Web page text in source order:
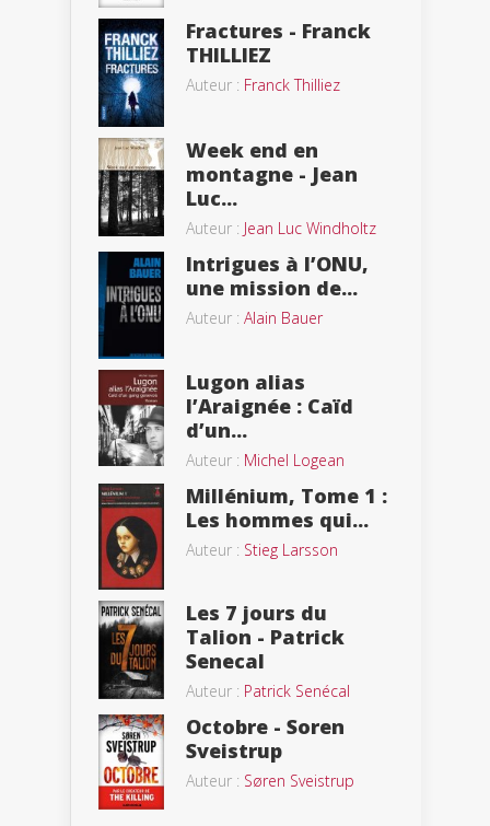
Fractures - Franck
THILLIEZ
Auteur : Franck Thilliez
Week end en
montagne - Jean
Luc...
Auteur : Jean Luc Windholtz
Intrigues à l’ONU,
une mission de...
Auteur : Alain Bauer
Lugon alias
l’Araignée : Caïd
d’un...
Auteur : Michel Logean
Millénium, Tome 1 :
Les hommes qui...
Auteur : Stieg Larsson
Les 7 jours du
Talion - Patrick
Senecal
Auteur : Patrick Senécal
Octobre - Soren
Sveistrup
Auteur : Søren Sveistrup